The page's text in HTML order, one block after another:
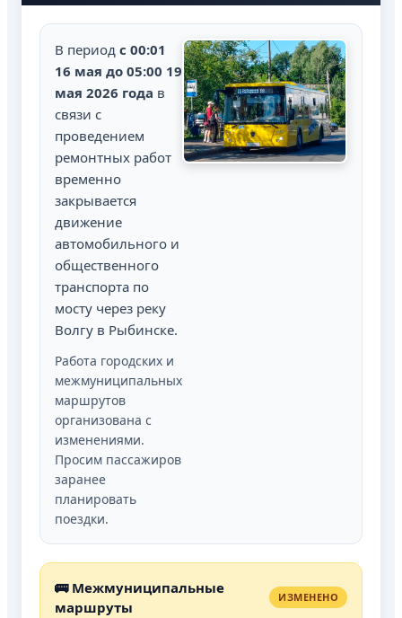
В период с 00:01
16 мая до 05:00 19
мая 2026 года в
связи с
проведением
ремонтных работ
временно
закрывается
движение
автомобильного и
общественного
транспорта по
мосту через реку
Волгу в Рыбинске.
Работа городских и
межмуниципальных
маршрутов
организована с
изменениями.
Просим пассажиров
заранее
планировать
поездки.
🚌 Межмуниципальные
маршруты
ИЗМЕНЕНО